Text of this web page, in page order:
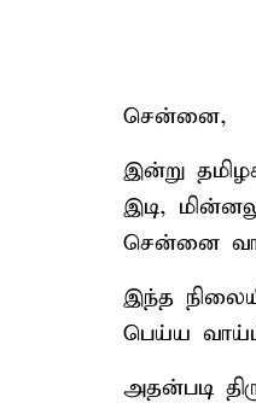
சென்னை,
இன்று
இடி,
சென்னை
இந்த
பெய்ய
அதன்படி